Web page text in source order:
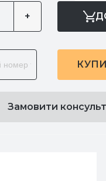
+
Замовити